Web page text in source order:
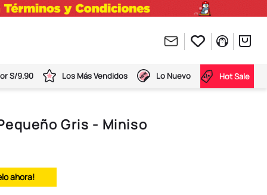
S/9.90 Los Más Vendidos Lo Nuevo Hot Sale
Gris - Miniso
ahora!